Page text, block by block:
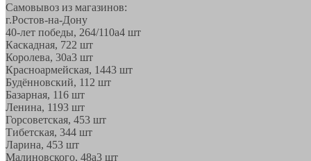
Самовывоз из магазинов:
г.Ростов-на-Дону
40-лет победы, 264/110а4 шт
Каскадная, 722 шт
Королева, 30а3 шт
Красноармейская, 1443 шт
Будённовский, 11 2 шт
Базарная, 116 шт
Ленина, 1193 шт
Горсоветская, 453 шт
Тибетская, 344 шт
Ларина, 453 шт
Малиновского, 48а3 шт